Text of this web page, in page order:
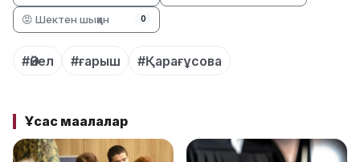
😡 Шектен шыққан 0
#Әйел #ғарыш #Қарағұсова
Ұқсас мақалалар